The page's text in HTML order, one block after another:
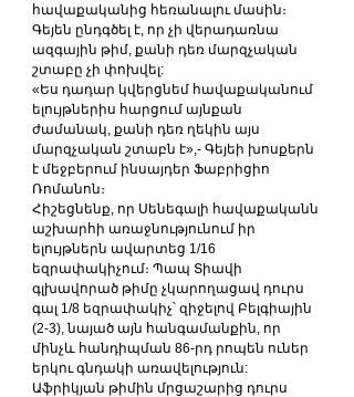
հավաքականից հեռանալու մասին։
Գեյեն ընդգծել է, որ չի վերադառնա
ազգային թիմ, քանի դեռ մարզչական
շտաբը չի փոխվել:
​«Ես դադար կվերցնեմ հավաքականում
ելույթներիս հարցում այնքան
ժամանակ, քանի դեռ ղեկին այս
մարզչական շտաբն է»,- Գեյեի խոսքերն
է մեջբերում ինսայդեր Ֆաբրիցիո
Ռոմանոն։
​Հիշեցնենք, որ Սենեգալի հավաքականն
աշխարհի առաջնությունում իր
ելույթներն ավարտեց 1/16
եզրափակիչում։ Պապ Տիավի
գլխավորած թիմը չկարողացավ դուրս
գալ 1/8 եզրափակիչ՝ զիջելով Բելգիային
(2-3), նայած այն հանգամանքին, որ
մինչև հանդիպման 86-րդ րոպեն ուներ
երկու գնդակի առավելություն:
Աֆրիկյան թիմին մրցաշարից դուրս